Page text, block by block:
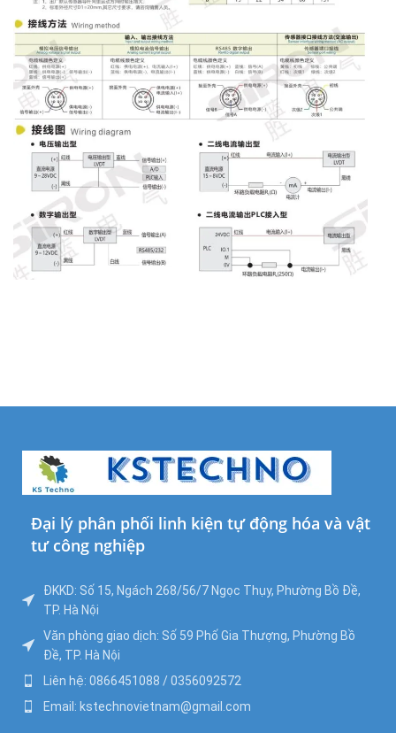
Đại lý phân phối linh kiện tự động hóa và vật
tư công nghiệp
ĐKKD: Số 15, Ngách 268/56/7 Ngọc Thụy, Phường Bồ Đề,
TP. Hà Nội
Văn phòng giao dịch: Số 59 Phố Gia Thượng, Phường Bồ
Đề, TP. Hà Nội
Liên hệ: 0866451088 / 0356092572
Email: kstechnovietnam@gmail.com